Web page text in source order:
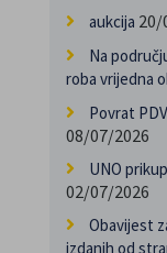
aukcija 20/
Na
roba vrijedna
Povrat
08/07/2026
UNO
02/07/2026
Obavijest
izdanih od